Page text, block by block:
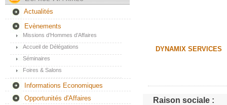
Actualités
Evènements
Missions d’Hommes d’Affaires
Accueil de Délégations
Séminaires
Foires & Salons
Informations Economiques
Opportunités d'Affaires
DYNAMIX SERVICES
Raison sociale :